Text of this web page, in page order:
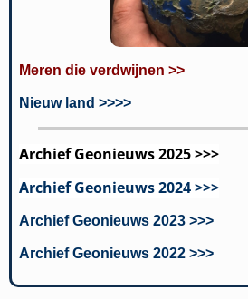
Meren die verdwijnen >>
Nieuw land >>>>
Archief Geonieuws 2025 >>>
Archief Geonieuws 2024 >>>
Archief Geonieuws 2023 >>>
Archief Geonieuws 2022 >>>